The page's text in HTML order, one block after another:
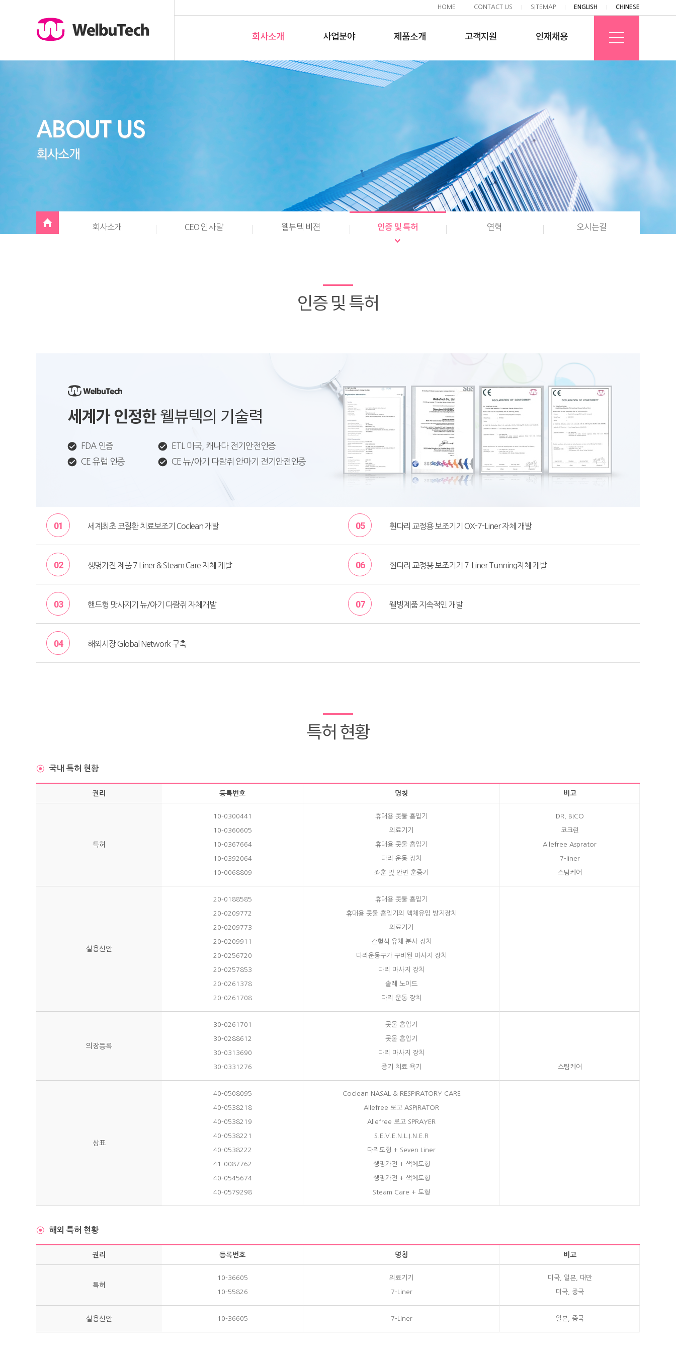
HOME CONTACT US SITEMAP ENGLISH CHINESE
회사소개 사업분야 제품소개 고객지원 인재채용
회사소개 CEO 인사말 웰뷰텍 비젼 인증 및 특허 연혁 오시는길
인증 및 특허
세계가 인정한웰뷰텍의 기술력
FDA 인증
ETL 미국, 캐나다 전기안전인증
CE 유럽 인증
CE 뉴/아기 다람쥐 안마기 전기안전인증
01 세계최초 코질환 치료보조기 Coclean 개발 05 휜다리 교정용 보조기기 OX-7-Liner 자체 개발
02 생명가전 제품 7 Liner & Steam Care 자체 개발 06 휜다리 교정용 보조기기 7-Liner Tunning자체 개발
03 핸드형 맛사지기 뉴/아기 다람쥐 자체개발 07 웰빙제품 지속적인 개발
04 해외시장 Global Network 구축
특허 현황
국내 특허 현황
권리 등록번호 명칭 비고
특허
10-0300441
10-0360605
10-0367664
10-0392064
10-0068809
휴대용 콧물 흡입기
의료기기
휴대용 콧물 흡입기
다리 운동 장치
좌훈 및 안면 훈증기
DR, BICO
코크린
Allefree Asprator
7-liner
스팀케어
실용신안
20-0188585
20-0209772
20-0209773
20-0209911
20-0256720
20-0257853
20-0261378
20-0261708
휴대용 콧물 흡입기
휴대용 콧물 흡입기의 액체유입 방지장치
의료기기
간헐식 유체 분사 장치
다리운동구가 구비된 마사지 장치
다리 마사지 장치
솔레 노이드
다리 운동 장치
의장등록
30-0261701
30-0288612
30-0313690
30-0331276
콧물 흡입기
콧물 흡입기
다리 마사지 장치
증기 치료 욕기 스팀케어
상표
40-0508095
40-0538218
40-0538219
40-0538221
40-0538222
41-0087762
40-0545674
40-0579298
Coclean NASAL & RESPIRATORY CARE
Allefree 로고 ASPIRATOR
Allefree 로고 SPRAYER
S.E.V.E.N.L.I.N.E.R
다리도형 + Seven Liner
생명가전 + 색체도형
생명가전 + 색체도형
Steam Care + 도형
해외 특허 현황
권리 등록번호 명칭 비고
특허
10-36605
10-55826
의료기기
7-Liner
미국, 일본, 대만
미국, 중국
실용신안 10-36605 7-Liner 일본, 중국